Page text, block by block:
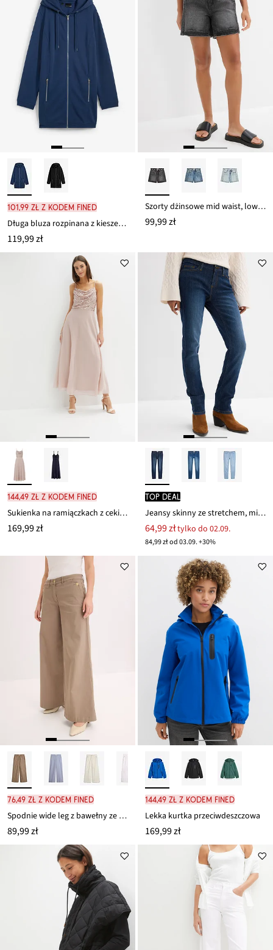
101,99 zł z kodem FINED
Długa bluza rozpinana z kieszeniami z zamkiem
119,99 zł
Szorty dżinsowe mid waist, low stretch
99,99 zł
144,49 zł z kodem FINED
Sukienka na ramiączkach z cekinami
169,99 zł
TOP DEAL
Jeansy skinny ze stretchem, mid waist
64,99 złtylko do 02.09.
84,99 zł od 03.09. +30%
76,49 zł z kodem FINED
Spodnie wide leg z bawełny ze stretchem
89,99 zł
144,49 zł z kodem FINED
Lekka kurtka przeciwdeszczowa
169,99 zł